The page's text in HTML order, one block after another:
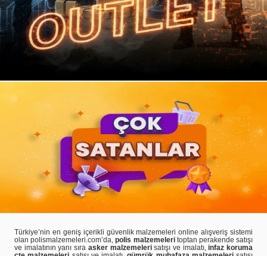
Türkiye’nin en geniş içerikli güvenlik malzemeleri online alışveriş sistemi
olan polismalzemeleri.com’da,polis malzemeleritoptan perakende satışı
ve imalatının yanı sıra asker malzemelerisatışı ve imalatı,infaz koruma